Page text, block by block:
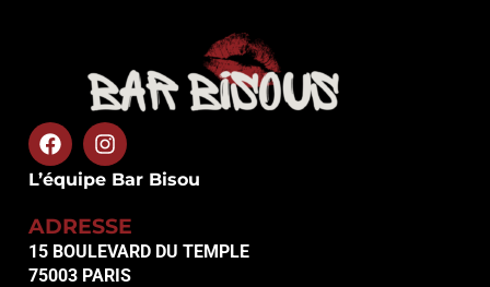
L’équipe Bar Bisou
ADRESSE
15 BOULEVARD DU TEMPLE
75003 PARIS